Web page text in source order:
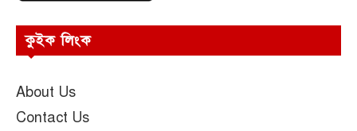
কুইক লিংক
About Us
Contact Us